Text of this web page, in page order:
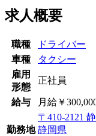
求人概要
職種
ドライバー
車種
タクシー
雇用
形態
正社員
給与 月給￥
勤務地
〒410-2121
静岡県